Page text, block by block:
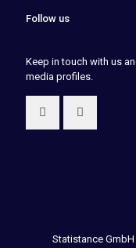
Follow us
Keep in touch with us
media profiles.
Statistance